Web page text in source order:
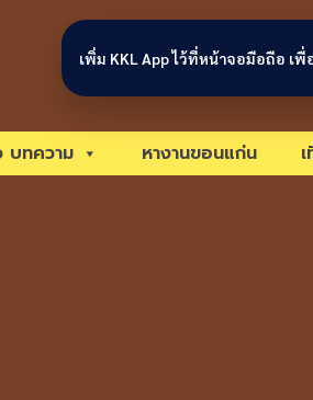
บทความ หางานขอนแก่น
เพิ่ม KKL App ไว้ที่หน้าจอมือถือ เ